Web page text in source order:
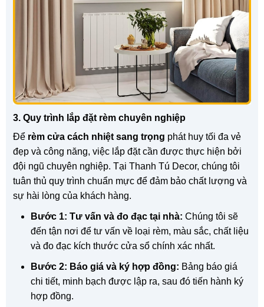
3. Quy trình lắp đặt rèm chuyên nghiệp
Để rèm cửa cách nhiệt sang trọng phát huy tối đa vẻ
đẹp và công năng, việc lắp đặt cần được thực hiện bởi
đội ngũ chuyên nghiệp. Tại Thanh Tú Decor, chúng tôi
tuân thủ quy trình chuẩn mực để đảm bảo chất lượng và
sự hài lòng của khách hàng.
Bước 1: Tư vấn và đo đạc tại nhà: Chúng tôi sẽ
đến tận nơi để tư vấn về loại rèm, màu sắc, chất liệu
và đo đạc kích thước cửa sổ chính xác nhất.
Bước 2: Báo giá và ký hợp đồng: Bảng báo giá
chi tiết, minh bạch được lập ra, sau đó tiến hành ký
hợp đồng.